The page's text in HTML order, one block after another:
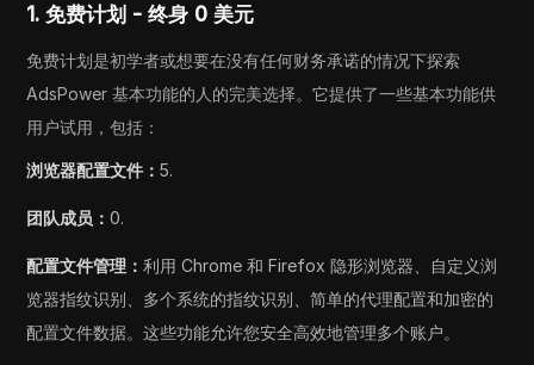
1. 免费计划 - 终身 0 美元
免费计划是初学者或想要在没有任何财务承诺的情况下探索
AdsPower 基本功能的人的完美选择。它提供了一些基本功能供
用户试用，包括：
浏览器配置文件：5.
团队成员：0.
配置文件管理：利用 Chrome 和 Firefox 隐形浏览器、自定义浏
览器指纹识别、多个系统的指纹识别、简单的代理配置和加密的
配置文件数据。这些功能允许您安全高效地管理多个账户。